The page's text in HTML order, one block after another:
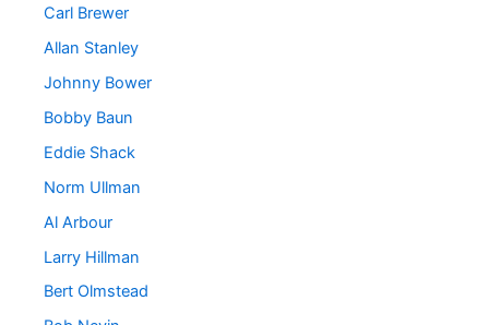
Carl Brewer
Allan Stanley
Johnny Bower
Bobby Baun
Eddie Shack
Norm Ullman
Al Arbour
Larry Hillman
Bert Olmstead